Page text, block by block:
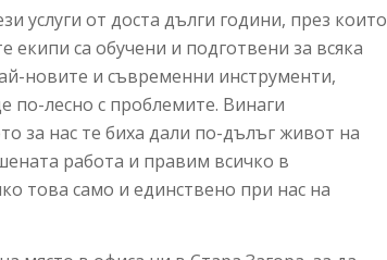
услуги от доста дълги години, през които
са обучени и подготвени за всяка
новите и съвременни инструменти,
по-лесно с проблемите. Винаги
за нас те биха дали по-дълъг живот на
работа и правим всичко в
това само и единствено при нас на